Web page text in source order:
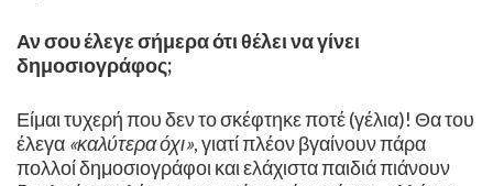
Αν σου έλεγε σήμερα ότι θέλει να γίνει
δημοσιογράφος;
Είμαι τυχερή που δεν το σκέφτηκε ποτέ (γέλια)! Θα του
έλεγα «καλύτερα όχι», γιατί πλέον βγαίνουν πάρα
πολλοί δημοσιογράφοι και ελάχιστα παιδιά πιάνουν